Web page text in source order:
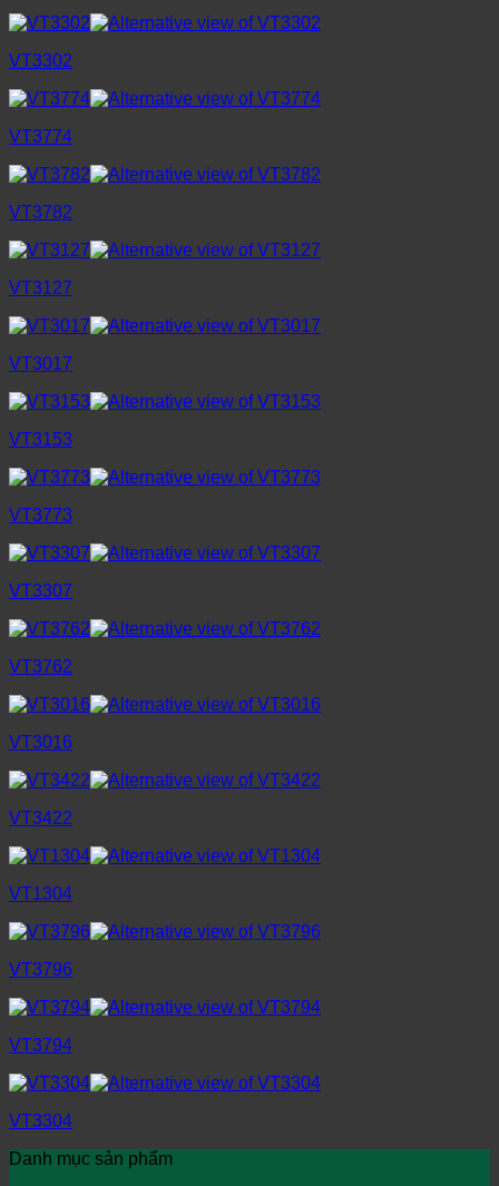
VT3302
VT3774
VT3782
VT3127
VT3017
VT3153
VT3773
VT3307
VT3762
VT3016
VT3422
VT1304
VT3796
VT3794
VT3304
Danh mục sản phẩm